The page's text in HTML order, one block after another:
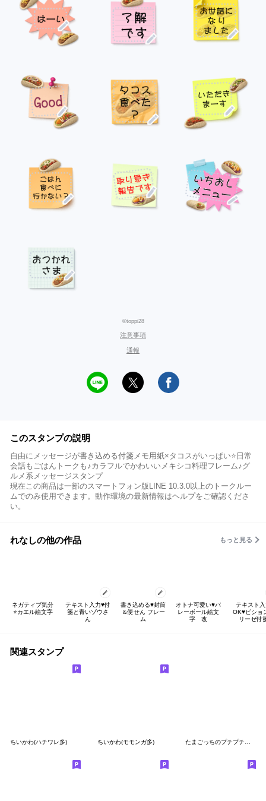
©toppi28
注意事項
通報
このスタンプの説明
自由にメッセージが書き込める付箋メモ用紙×タコスがいっぱい⭐日常
会話もごはんトークも♪カラフルでかわいいメキシコ料理フレーム♪グ
ルメ系メッセージスタンプ
現在この商品は一部のスマートフォン版LINE 10.3.0以上のトークルー
ムでのみ使用できます。動作環境の最新情報はヘルプをご確認くださ
い。
れなしの他の作品 もっと見る
ネガティブ気分
⭐カエル絵文字
テキスト入力♥️付
箋と青いゾウさ
ん
書き込める♥️封筒
＆便せん フレー
ム
オトナ可愛い♥️バ
レーボール絵文
字 改
テキスト
OK♥️ビショ
リーゼ付
関連スタンプ
ちいかわ(ハチワレ多) ちいかわ(モモンガ多) たまごっちのプチプチおみせっち